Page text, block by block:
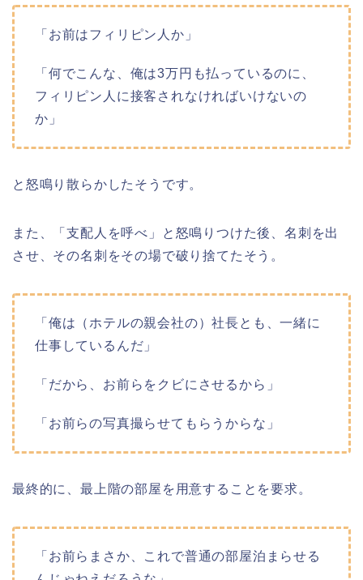
「お前はフィリピン人か」
「何でこんな、俺は3万円も払っているのに、
フィリピン人に接客されなければいけないの
か」
と怒鳴り散らかしたそうです。
また、「支配人を呼べ」と怒鳴りつけた後、名刺を出
させ、その名刺をその場で破り捨てたそう。
「俺は（ホテルの親会社の）社長とも、一緒に
仕事しているんだ」
「だから、お前らをクビにさせるから」
「お前らの写真撮らせてもらうからな」
最終的に、最上階の部屋を用意することを要求。
「お前らまさか、これで普通の部屋泊まらせる